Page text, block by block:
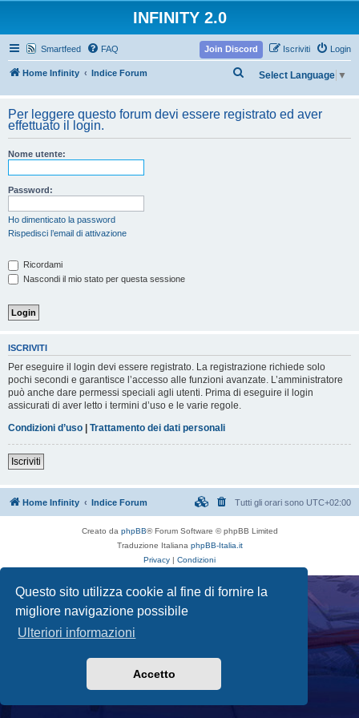
Questo sito utilizza cookie al fine di fornire la
migliore navigazione possibile
Ulteriori informazioni
Accetto
INFINITY 2.0
Smartfeed FAQ Login
Iscriviti
Join Discord
Home Infinity Indice Forum Select Language ▼
r
Per leggere questo forum devi essere registrato ed aver
effettuato il login.
Nome utente:
Password:
Ho dimenticato la password
Rispedisci l’email di attivazione
Ricordami
Nascondi il mio stato per questa sessione
ISCRIVITI
Per eseguire il login devi essere registrato. La registrazione richiede solo
pochi secondi e garantisce l’accesso alle funzioni avanzate. L’amministratore
può anche dare permessi speciali agli utenti. Prima di eseguire il login
assicurati di aver letto i termini d’uso e le varie regole.
Condizioni d’uso | Trattamento dei dati personali
Iscriviti
Home Infinity Indice Forum Tutti gli orari sono UTC+02:00
Creato da phpBB® Forum Software © phpBB Limited
Traduzione Italiana phpBB-Italia.it
Privacy | Condizioni